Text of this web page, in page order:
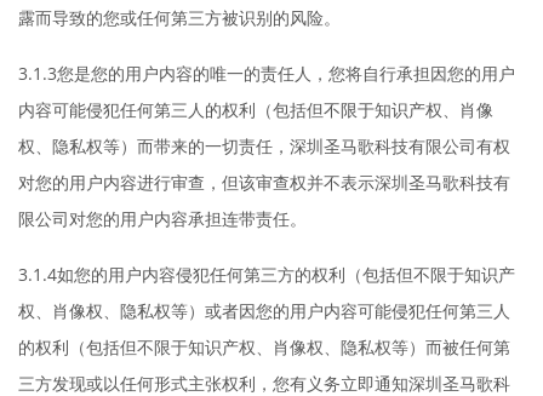
露而导致的您或任何第三方被识别的风险。
3.1.3您是您的用户内容的唯一的责任人，您将自行承担因您的用户
内容可能侵犯任何第三人的权利（包括但不限于知识产权、肖像
权、隐私权等）而带来的一切责任，深圳圣马歌科技有限公司有权
对您的用户内容进行审查，但该审查权并不表示深圳圣马歌科技有
限公司对您的用户内容承担连带责任。
3.1.4如您的用户内容侵犯任何第三方的权利（包括但不限于知识产
权、肖像权、隐私权等）或者因您的用户内容可能侵犯任何第三人
的权利（包括但不限于知识产权、肖像权、隐私权等）而被任何第
三方发现或以任何形式主张权利，您有义务立即通知深圳圣马歌科